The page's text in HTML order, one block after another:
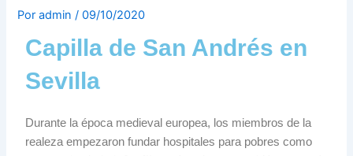
Poradmin/09/10/2020
Capilla de San Andrés en
Sevilla
Durante la época medieval europea, los miembros de la
realeza empezaron fundar hospitales para pobres como